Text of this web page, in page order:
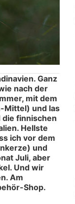
Ganz
nach der
mit dem
Mittel) und las
die finnischen
Hellste
ich vor dem
und
Juli, aber
Und wir
Am
Shop.